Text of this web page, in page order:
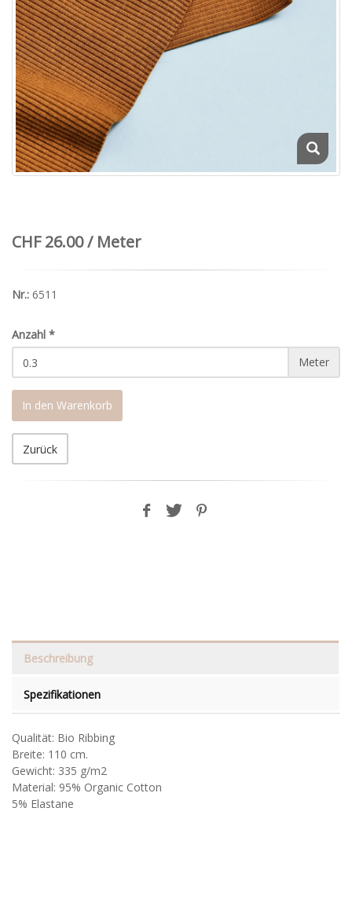
CHF 26.00 / Meter
Nr.: 6511
Anzahl *
Meter
In den Warenkorb
Zurück
Beschreibung
Spezifikationen
Qualität: Bio Ribbing
Breite: 110 cm.
Gewicht: 335 g/m2
Material: 95% Organic Cotton
5% Elastane